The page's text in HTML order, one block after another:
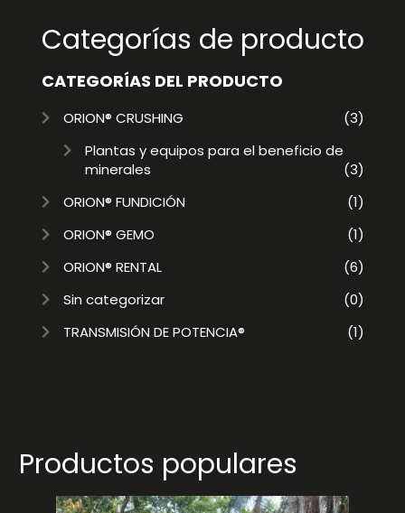
Categorías de producto
CATEGORÍAS DEL PRODUCTO
ORION® CRUSHING
(3)
Plantas y equipos para el beneficio de
minerales
(3)
ORION® FUNDICIÓN
(1)
ORION® GEMO
(1)
ORION® RENTAL
(6)
Sin categorizar
(0)
TRANSMISIÓN DE POTENCIA®
(1)
Productos populares